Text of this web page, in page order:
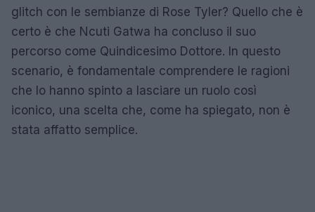
glitch con le sembianze di Rose Tyler? Quello che è
certo è che Ncuti Gatwa ha concluso il suo
percorso come Quindicesimo Dottore. In questo
scenario, è fondamentale comprendere le ragioni
che lo hanno spinto a lasciare un ruolo così
iconico, una scelta che, come ha spiegato, non è
stata affatto semplice.